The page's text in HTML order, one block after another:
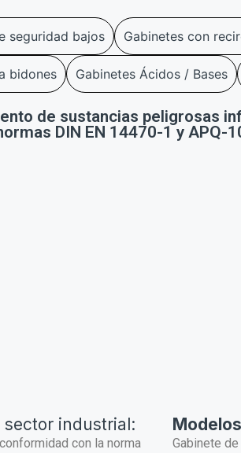
seguridad bajos Gabinetes con
bidones Gabinetes Ácidos / Bases
de sustancias peligrosas
DIN EN 14470-1 y APQ-
industrial:
con la norma
Gabinete